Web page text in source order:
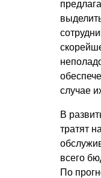
случае
В
тратят
всего
По